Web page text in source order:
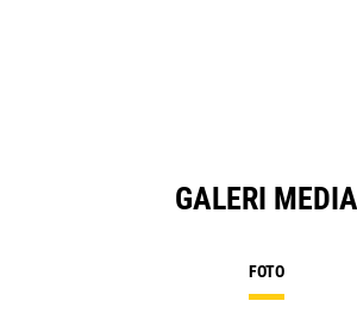
GALERI MEDIA
FOTO